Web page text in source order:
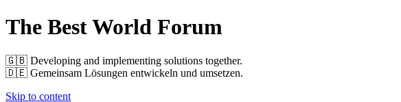
The Best World Forum
🇬🇧️ Developing and implementing solutions together.
🇩🇪️ Gemeinsam Lösungen entwickeln und umsetzen.
Skip to content